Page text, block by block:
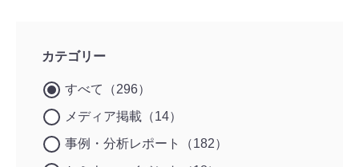
カテゴリー
すべて（296）
メディア掲載（14）
事例・分析レポート（182）